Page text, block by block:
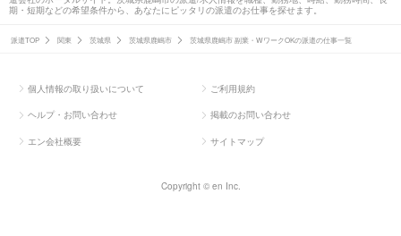
期・短期などの希望条件から、あなたにピッタリの派遣のお仕事を探せます。
派遣TOP 関東 茨城県 茨城県鹿嶋市 茨城県鹿嶋市 副業・WワークOKの派遣の仕事一覧
個人情報の取り扱いについて ご利用規約
ヘルプ・お問い合わせ 掲載のお問い合わせ
エン会社概要 サイトマップ
Copyright © en Inc.